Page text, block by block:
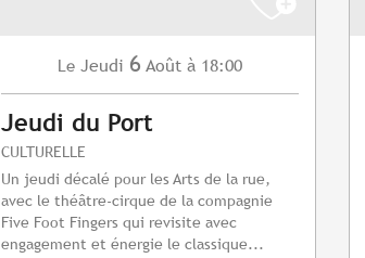
Le Jeudi 6 Août à 18:00
Jeudi du Port
CULTURELLE
Un jeudi décalé pour les Arts de la rue,
avec le théâtre-cirque de la compagnie
Five Foot Fingers qui revisite avec
engagement et énergie le classique...